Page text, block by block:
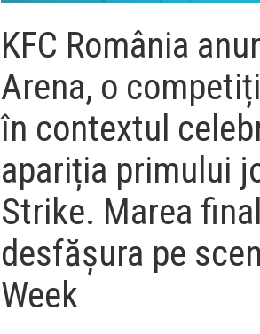
KFC România
Arena, o
în contextul
apariția primului
Strike. Marea
desfășura pe
Week